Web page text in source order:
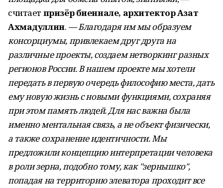
считает призёр биеннале, архитектор Азат
Ахмадуллин. — Благодаря им мы образуем
консорциумы, привлекаем друг друга на
различные проекты, создаем нетворкинг разных
регионов России. В нашем проекте мы хотели
передать в первую очередь философию места, дать
ему новую жизнь с новыми функциями, сохраняя
при этом память людей. Для нас важна была
именно ментальная связь, а не объект физически,
а также сохранение идентичности. Мы
предложили концепцию интерпретации человека
в роли зерна, подобно тому, как "зернышко",
попадая на территорию элеватора проходит все